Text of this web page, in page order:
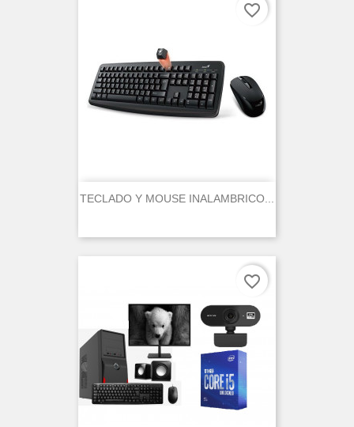
TECLADO Y MOUSE INALAMBRICO...
favorite_border
favorite_border